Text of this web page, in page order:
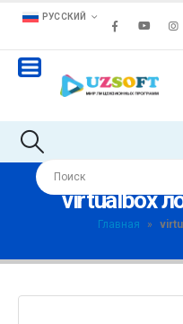
РУССКИЙ
virtualbox
Главная »